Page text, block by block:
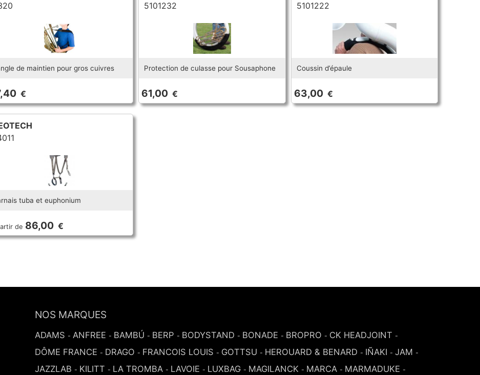
de maintien pour gros cuivres
€
5101232
Protection de culasse pour Sousaphone
61,00 €
5101222
Coussin d’épaule
63,00 €
tuba et euphonium
de 86,00 €
NOS MARQUES
ADAMS - ANFREE - BAMBÚ - BERP - BODYSTAND - BONADE - BROPRO - CK HEADJOINT -
DÔME FRANCE - DRAGO - FRANCOIS LOUIS - GOTTSU - HEROUARD & BENARD - IÑAKI - JAM -
JAZZLAB - KILITT - LA TROMBA - LAVOIE - LUXBAG - MAGILANCK - MARCA - MARMADUKE -